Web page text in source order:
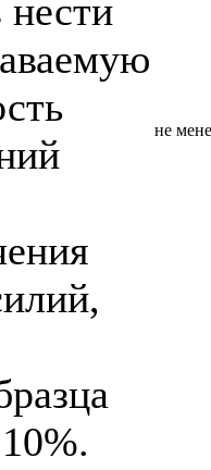
нести
не